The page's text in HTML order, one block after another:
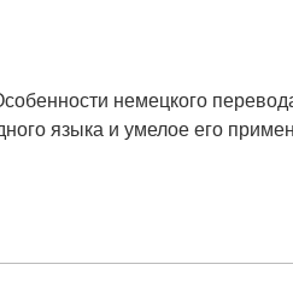
немецкого
языка и умелое его